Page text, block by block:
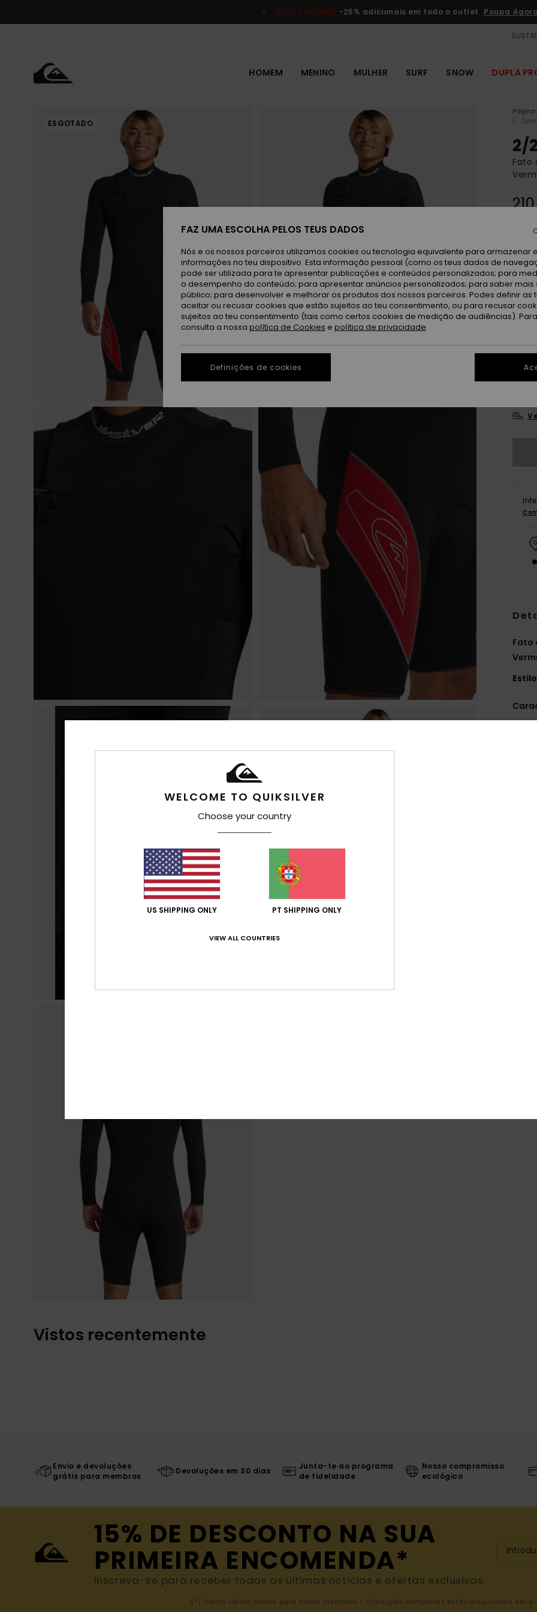
do
DUPLA PROMO -25% adicionais em todo o outlet Poupa Agora
HOMEM MENINO MULHER SURF SNOW DUPLA
ESGOTADO
Página
2/
Fato
Cor
XS
Fato
Estilo
Vistos recentemente
Envio e devoluções
grátis para membros
Devoluções em 30 dias
Junta-te ao programa
de fidelidade
Nosso compromisso
ecológico
15% DE DESCONTO NA SUA
PRIMEIRA ENCOMENDA*
Inscreva-se para receber todas as últimas notícias e ofertas exclusivas.
(*) Oferta válida online para novos membros - Condições completas estão disponíveis em
WELCOME TO QUIKSILVER
Choose your country
US SHIPPING ONLY PT SHIPPING ONLY
VIEW ALL COUNTRIES
FAZ UMA ESCOLHA PELOS TEUS DADOS
Nós e os nossos parceiros utilizamos cookies ou tecnologia equivalente para armazenar
informações no teu dispositivo. Esta informação pessoal (como os teus dados de
pode ser utilizada para te apresentar publicações e conteúdos personalizados; para
o desempenho do conteúdo; para apresentar anúncios personalizados; para saber mais
público; para desenvolver e melhorar os produtos dos nossos parceiros. Podes definir as
aceitar ou recusar cookies que estão sujeitos ao teu consentimento, ou para recusar
sujeitos ao teu consentimento (tais como certos cookies de medição de audiências).
consulta a nossa política de Cookies e política de privacidade
Definições de cookies